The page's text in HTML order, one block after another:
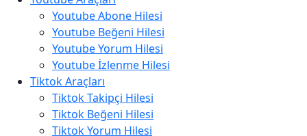
Youtube Abone Hilesi
Youtube Beğeni Hilesi
Youtube Yorum Hilesi
Youtube İzlenme Hilesi
Tiktok Araçları
Tiktok Takipçi Hilesi
Tiktok Beğeni Hilesi
Tiktok Yorum Hilesi